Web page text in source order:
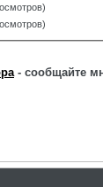
- сообщайте